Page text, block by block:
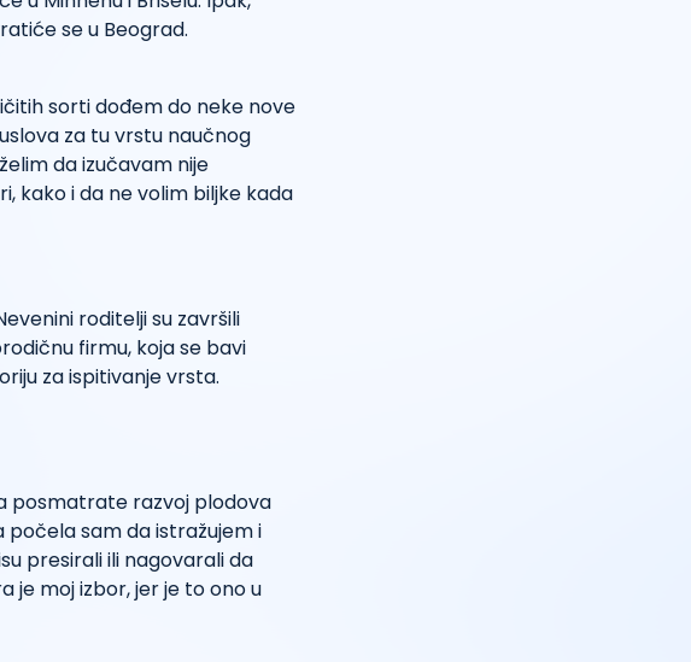
se u Beograd.
sorti dođem do neke nove
za tu vrstu naučnog
da izučavam nije
kako i da ne volim biljke kada
roditelji su završili
firmu, koja se bavi
za ispitivanje vrsta.
posmatrate razvoj plodova
počela sam da istražujem i
presirali ili nagovarali da
je moj izbor, jer je to ono u